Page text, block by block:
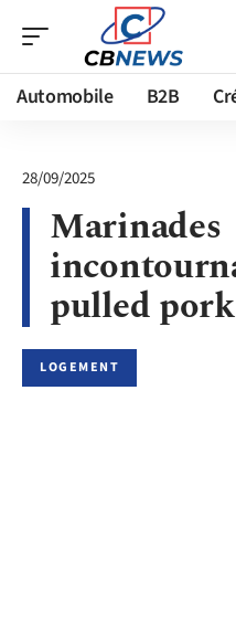
Automobile B2B
28/09/2025
Marinades
pulled
LOGEMENT